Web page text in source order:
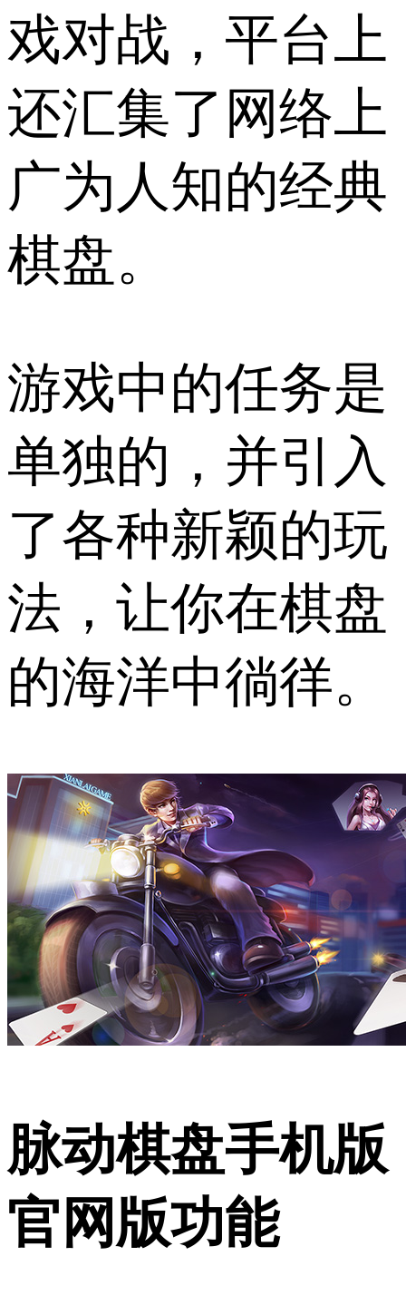
戏对战，平台上
还汇集了网络上
广为人知的经典
棋盘。
游戏中的任务是
单独的，并引入
了各种新颖的玩
法，让你在棋盘
的海洋中徜徉。
脉动棋盘手机版
官网版功能